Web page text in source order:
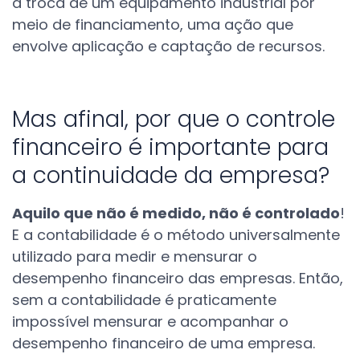
meio de financiamento, uma ação que
envolve aplicação e captação de recursos.
Mas afinal, por que o controle
financeiro é importante para
a continuidade da empresa?
Aquilo que não é medido, não é controlado!
E a contabilidade é o método universalmente
utilizado para medir e mensurar o
desempenho financeiro das empresas. Então,
sem a contabilidade é praticamente
impossível mensurar e acompanhar o
desempenho financeiro de uma empresa.